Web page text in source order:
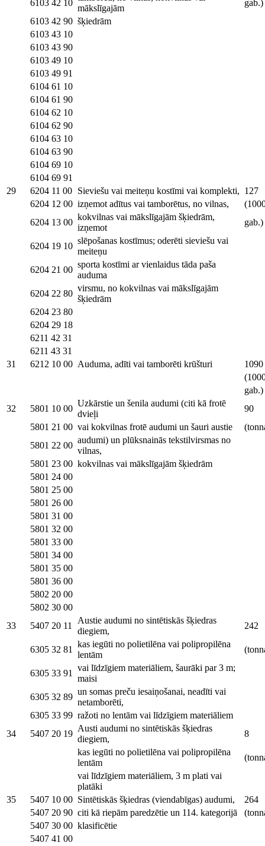
6103 42 10
mākslīgajām
gab.)
6103 42 90 šķiedrām
6103 43 10
6103 43 90
6103 49 10
6103 49 91
6104 61 10
6104 61 90
6104 62 10
6104 62 90
6104 63 10
6104 63 90
6104 69 10
6104 69 91
29
6204 11 00 Sieviešu vai meiteņu kostīmi vai komplekti, 127
6204 12 00 izņemot adītus vai tamborētus, no vilnas,
6204 13 00
kokvilnas vai mākslīgajām šķiedrām,
izņemot
gab.)
6204 19 10
slēpošanas kostīmus; oderēti sieviešu vai
meiteņu
6204 21 00
sporta kostīmi ar vienlaidus tāda paša
auduma
6204 22 80
virsmu, no kokvilnas vai mākslīgajām
šķiedrām
6204 23 80
6204 29 18
6211 42 31
6211 43 31
31
6212 10 00 Auduma, adīti vai tamborēti krūšturi
1090
gab.)
32
5801 10 00
Uzkārstie un šenila audumi (citi kā frotē
dvieļi
90
5801 21 00 vai kokvilnas frotē audumi un šauri austie
5801 22 00
audumi) un plūksnainās tekstilvirsmas no
vilnas,
5801 23 00 kokvilnas vai mākslīgajām šķiedrām
5801 24 00
5801 25 00
5801 26 00
5801 31 00
5801 32 00
5801 33 00
5801 34 00
5801 35 00
5801 36 00
5802 20 00
5802 30 00
33
5407 20 11
Austie audumi no sintētiskās šķiedras
diegiem,
242
6305 32 81
kas iegūti no polietilēna vai polipropilēna
lentām
6305 33 91
vai līdzīgiem materiāliem, šaurāki par 3 m;
maisi
6305 32 89
un somas preču iesaiņošanai, neadīti vai
netamborēti,
6305 33 99 ražoti no lentām vai līdzīgiem materiāliem
34
5407 20 19
Austi audumi no sintētiskās šķiedras
diegiem,
8
kas iegūti no polietilēna vai polipropilēna
lentām
vai līdzīgiem materiāliem, 3 m plati vai
platāki
35
5407 10 00 Sintētiskās šķiedras (viendabīgas) audumi,
264
5407 20 90 citi kā riepām paredzētie un 114. kategorijā
5407 30 00 klasificētie
5407 41 00